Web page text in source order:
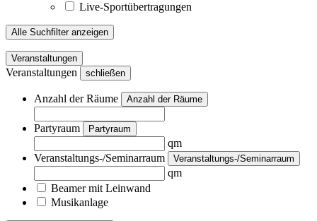
Live-Sportübertragungen
Alle Suchfilter anzeigen
Veranstaltungen
Veranstaltungen schließen
Anzahl der Räume Anzahl der Räume
Partyraum Partyraum
qm
Veranstaltungs-/Seminarraum
Veranstaltungs-/Seminarraum
qm
Beamer mit Leinwand
Musikanlage